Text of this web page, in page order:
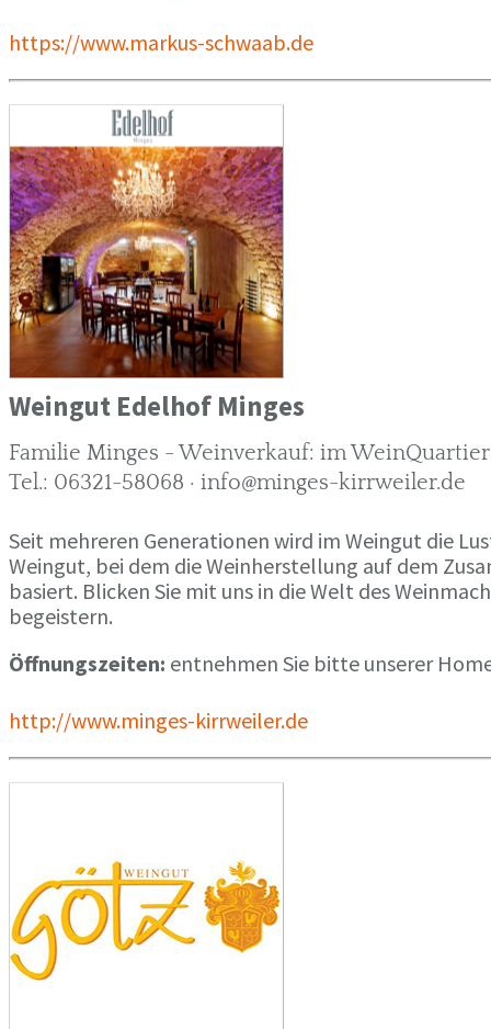
https://www.markus-schwaab.de
Weingut Edelhof Minges
Familie Minges - Weinverkauf: im
Tel.: 06321-58068 · info@minges-kirrweiler.de
Seit mehreren Generationen wird im Weingut die
Weingut, bei dem die Weinherstellung auf dem
basiert. Blicken Sie mit uns in die Welt des
begeistern.
Öffnungszeiten: entnehmen Sie bitte unserer
http://www.minges-kirrweiler.de